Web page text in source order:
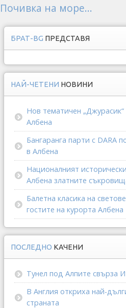
Почивка на море...
БРАТ-BG ПРЕДСТАВЯ
НАЙ-ЧЕТЕНИ НОВИНИ
Нов тематичен
Албена
Бангаранга парти с DARA
в Албена
Националният
Албена златните
Балетна класика на
гостите на курорта Албена
ПОСЛЕДНО КАЧЕНИ
Тунел под Алпите свърза
В Англия откриха най-
страната